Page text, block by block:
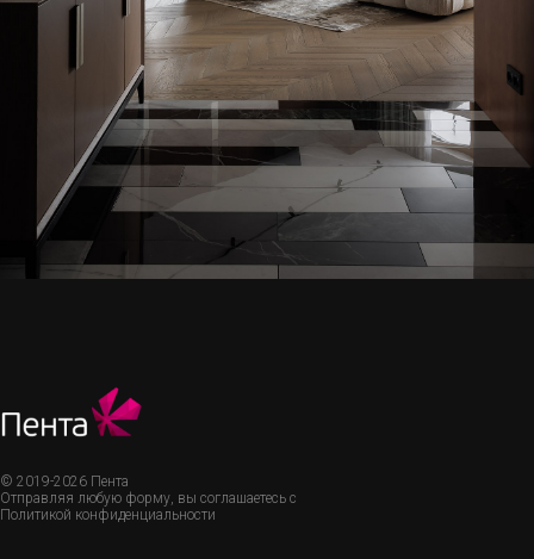
© 2019-2026 Пента
Отправляя любую форму, вы соглашаетесь с
Политикой конфиденциальности